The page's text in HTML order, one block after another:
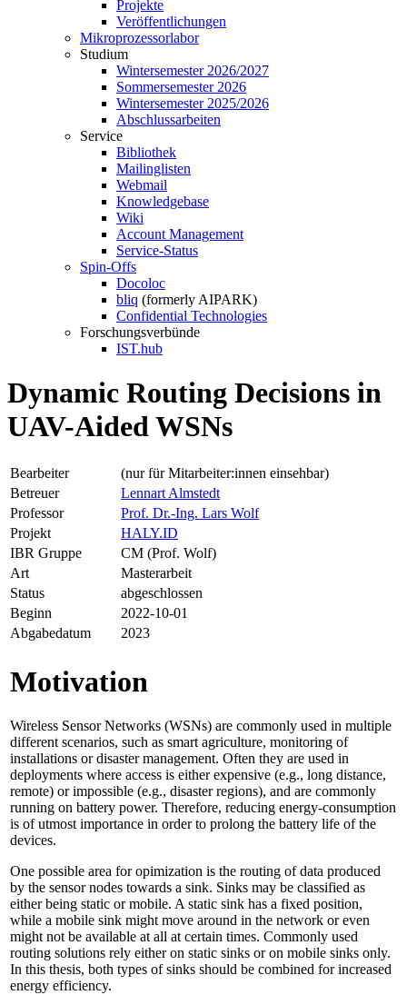
Projekte
Veröffentlichungen
Mikroprozessorlabor
Studium
Wintersemester 2026/2027
Sommersemester 2026
Wintersemester 2025/2026
Abschlussarbeiten
Service
Bibliothek
Mailinglisten
Webmail
Knowledgebase
Wiki
Account Management
Service-Status
Spin-Offs
Docoloc
bliq (formerly AIPARK)
Confidential Technologies
Forschungsverbünde
IST.hub
Dynamic Routing Decisions in
UAV-Aided WSNs
Bearbeiter
(nur für Mitarbeiter:innen einsehbar)
Betreuer
Lennart Almstedt
Professor
Prof. Dr.-Ing. Lars Wolf
Projekt
HALY.ID
IBR Gruppe
CM (Prof. Wolf)
Art
Masterarbeit
Status
abgeschlossen
Beginn
2022-10-01
Abgabedatum
2023
Motivation
Wireless Sensor Networks (WSNs) are commonly used in multiple
different scenarios, such as smart agriculture, monitoring of
installations or disaster management. Often they are used in
deployments where access is either expensive (e.g., long distance,
remote) or impossible (e.g., disaster regions), and are commonly
running on battery power. Therefore, reducing energy-consumption
is of utmost importance in order to prolong the battery life of the
devices.
One possible area for opimization is the routing of data produced
by the sensor nodes towards a sink. Sinks may be classified as
either being static or mobile. A static sink has a fixed position,
while a mobile sink might move around in the network or even
might not be available at all at certain times. Commonly used
routing solutions rely either on static sinks or on mobile sinks only.
In this thesis, both types of sinks should be combined for increased
energy efficiency.